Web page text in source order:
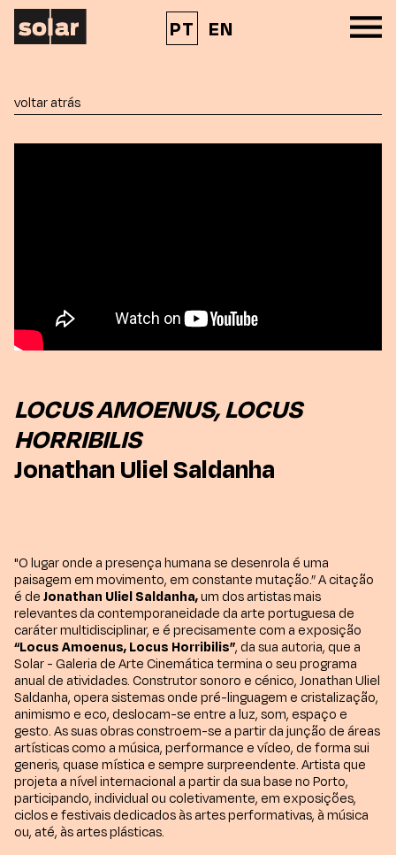
PT EN
voltar atrás
LOCUS AMOENUS, LOCUS
HORRIBILIS
Jonathan Uliel Saldanha
"O lugar onde a presença humana se desenrola é uma
paisagem em movimento, em constante mutação.” A citação
é deJonathan Uliel Saldanha,um dos artistas mais
relevantes da contemporaneidade da arte portuguesa de
caráter multidisciplinar, e é precisamente com a exposição
“Locus Amoenus, Locus Horribilis”, da sua autoria, que a
Solar - Galeria de Arte Cinemática termina o seu programa
anual de atividades. Construtor sonoro e cénico, Jonathan Uliel
Saldanha, opera sistemas onde pré-linguagem e cristalização,
animismo e eco, deslocam-se entre a luz, som, espaço e
gesto. As suas obras constroem-se a partir da junção de áreas
artísticas como a música, performance e vídeo, de forma sui
generis, quase mística e sempre surpreendente. Artista que
projeta a nível internacional a partir da sua base no Porto,
participando, individual ou coletivamente, em exposições,
ciclos e festivais dedicados às artes performativas, à música
ou, até, às artes plásticas.